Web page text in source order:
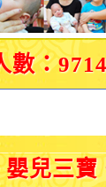
數：
兒三